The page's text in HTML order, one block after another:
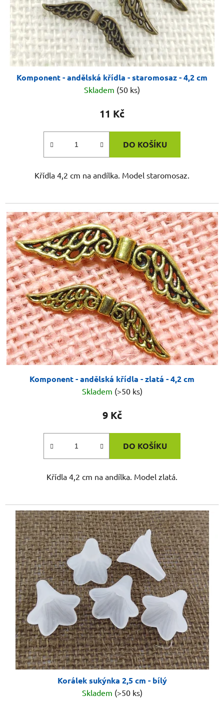
Komponent - andělská křídla - staromosaz - 4,2 cm
Skladem (50 ks)
11 Kč
DO KOŠÍKU
Křídla 4,2 cm na andílka. Model staromosaz.
Komponent - andělská křídla - zlatá - 4,2 cm
Skladem (>50 ks)
9 Kč
DO KOŠÍKU
Křídla 4,2 cm na andílka. Model zlatá.
Korálek sukýnka 2,5 cm - bílý
Skladem (>50 ks)